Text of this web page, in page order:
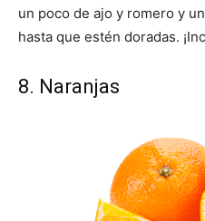
un poco de ajo y romero y
hasta que estén doradas.
8. Naranjas